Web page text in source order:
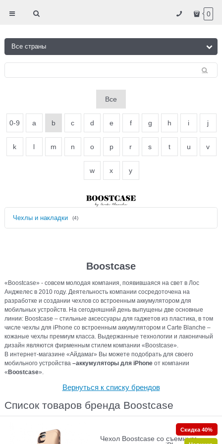
0
Все
0-9 a b c d e f g h i j
k l m n o p r s t u v
w x y
Чехлы и накладки (4)
Boostcase
«Boostcase» - совсем молодая компания, появившаяся на свет в Лос
Анджелес в 2010 году. Деятельность компании сосредоточена на
разработке и создании чехлов со встроенным аккумулятором для
мобильных устройств. На сегодняшний день выпущены две основные
линии: Boostcase – стильные аксессуары для гаджетов из пластика, в том
числе чехлы для iPhone со встроенным аккумулятором и Carte Blanche –
кожаные чехлы премиум класса. Выдержанные технологии и лаконичный
дизайн являются фирменным стилем компании «Boostcase».
В интернет-магазине «Айдамаг» Вы можете подобрать для своего
мобильного устройства–аккумуляторы для iPhoneот компании
« Boostcase».
Вернуться к списку брендов
Список товаров бренда Boostcase
Чехол Boostcase со съемным
Скидка 40%